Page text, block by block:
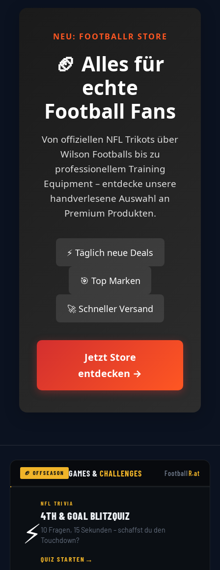
NEU: FOOTBALLR STORE
🏈 Alles für
echte
Football Fans
Von offiziellen NFL Trikots über
Wilson Footballs bis zu
professionellem Training
Equipment – entdecke unsere
handverlesene Auswahl an
Premium Produkten.
⚡ Täglich neue Deals
🎯 Top Marken
🚀 Schneller Versand
Jetzt Store
entdecken →
🏈 OFFSEASON GAMES &CHALLENGES FootballR.at
🏟️
NFL DRAFT 2026
DRAFT SIMULATOR
32 Teams, 7 Runden – du bist GM. Hol dir dein
Scout-Rating!
JETZT DRAFTEN